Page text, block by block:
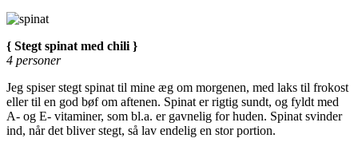
{ Stegt spinat med chili }
4 personer
Jeg spiser stegt spinat til mine æg om morgenen, med laks til frokost
eller til en god bøf om aftenen. Spinat er rigtig sundt, og fyldt med
A- og E- vitaminer, som bl.a. er gavnelig for huden. Spinat svinder
ind, når det bliver stegt, så lav endelig en stor portion.